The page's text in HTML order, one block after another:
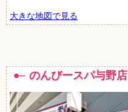
大きな地図で見る
のんびースパ与野店